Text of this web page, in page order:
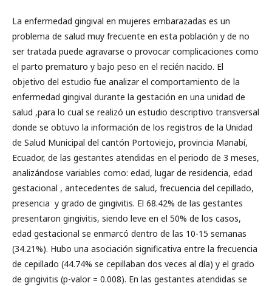
La enfermedad gingival en mujeres embarazadas es un
problema de salud muy frecuente en esta población y de no
ser tratada puede agravarse o provocar complicaciones como
el parto prematuro y bajo peso en el recién nacido. El
objetivo del estudio fue analizar el comportamiento de la
enfermedad gingival durante la gestación en una unidad de
salud ,para lo cual se realizó un estudio descriptivo transversal
donde se obtuvo la información de los registros de la Unidad
de Salud Municipal del cantón Portoviejo, provincia Manabí,
Ecuador, de las gestantes atendidas en el periodo de 3 meses,
analizándose variables como: edad, lugar de residencia, edad
gestacional , antecedentes de salud, frecuencia del cepillado,
presencia y grado de gingivitis. El 68.42% de las gestantes
presentaron gingivitis, siendo leve en el 50% de los casos,
edad gestacional se enmarcó dentro de las 10-15 semanas
(34.21%). Hubo una asociación significativa entre la frecuencia
de cepillado (44.74% se cepillaban dos veces al día) y el grado
de gingivitis (p-valor = 0.008). En las gestantes atendidas se